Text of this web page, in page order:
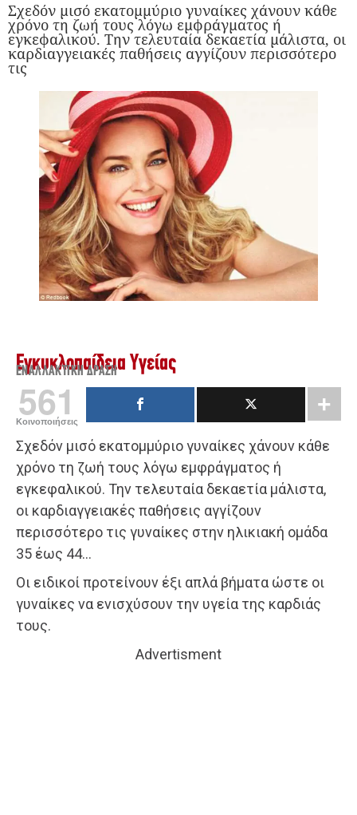
Σχεδόν μισό εκατομμύριο γυναίκες χάνουν κάθε
χρόνο τη ζωή τους λόγω εμφράγματος ή
εγκεφαλικού. Την τελευταία δεκαετία μάλιστα, οι
καρδιαγγειακές παθήσεις αγγίζουν περισσότερο
τις
Εγκυκλοπαίδεια Υγείας
ΕΝΑΛΛΑΚΤΙΚΉ ΔΡΆΣΗ
561
Κοινοποιήσεις
Σχεδόν μισό εκατομμύριο γυναίκες χάνουν κάθε
χρόνο τη ζωή τους λόγω εμφράγματος ή
εγκεφαλικού. Την τελευταία δεκαετία μάλιστα,
οι καρδιαγγειακές παθήσεις αγγίζουν
περισσότερο τις γυναίκες στην ηλικιακή ομάδα
35 έως 44…
Οι ειδικοί προτείνουν έξι απλά βήματα ώστε οι
γυναίκες να ενισχύσουν την υγεία της καρδιάς
τους.
Advertisment